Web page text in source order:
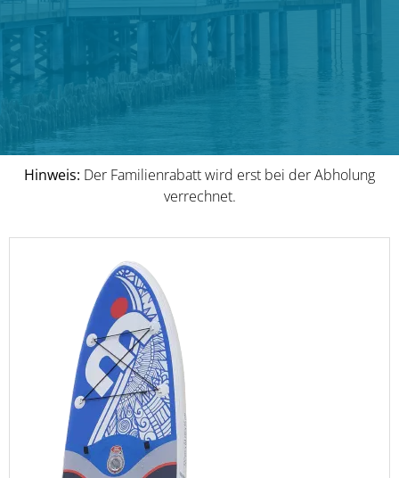
Hinweis: Der Familienrabatt wird erst bei der Abholung
verrechnet.